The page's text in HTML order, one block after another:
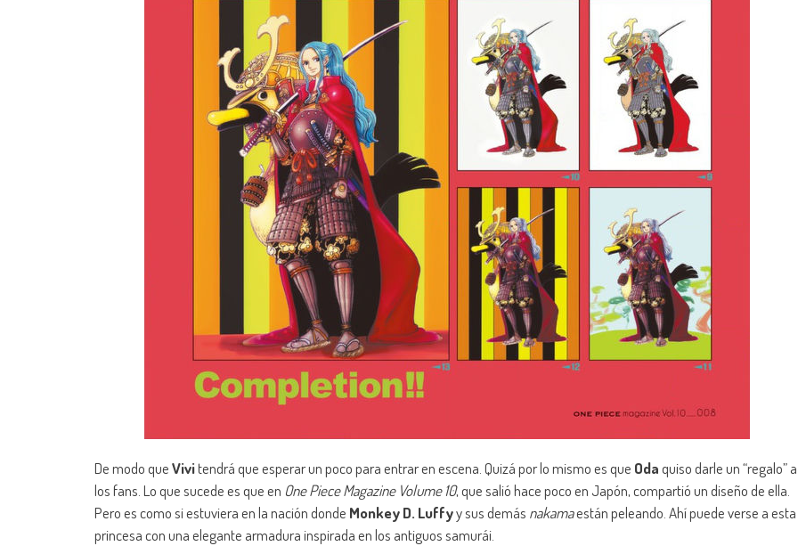
De modo queVivitendrá que esperar un poco para entrar en escena. Quizá por lo mismo es que Odaquiso darle un “regalo” a
los fans. Lo que sucede es que en One Piece Magazine Volume 10, que salió hace poco en Japón, compartió un diseño de ella.
Pero es como si estuviera en la nación donde Monkey D. Luffyy sus demás nakamaestán peleando. Ahí puede verse a esta
princesa con una elegante armadura inspirada en los antiguos samurái.